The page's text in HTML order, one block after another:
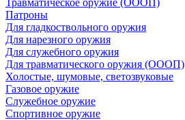
Травматическое оружие (ОООП)
Патроны
Для гладкоствольного оружия
Для нарезного оружия
Для служебного оружия
Для травматического оружия (ОООП)
Холостые, шумовые, светозвуковые
Газовое оружие
Служебное оружие
Спортивное оружие